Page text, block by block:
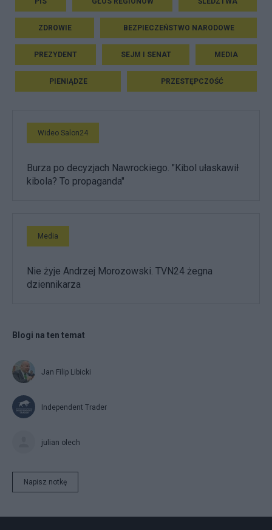
ZDROWIE BEZPIECZEŃSTWO NARODOWE
PREZYDENT SEJM I SENAT MEDIA
PIENIĄDZE PRZESTĘPCZOŚĆ
Wideo Salon24
Burza po decyzjach Nawrockiego. "Kibol ułaskawił
kibola? To propaganda"
Media
Nie żyje Andrzej Morozowski. TVN24 żegna
dziennikarza
Blogi na ten temat
Jan Filip Libicki
Independent Trader
julian olech
Napisz notkę